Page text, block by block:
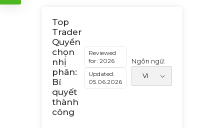
Top
Trader
Quyền
chọn
nhị
phân:
Bí
quyết
thành
công
Reviewed
for: 2026
Updated:
05.06.2026
Ngôn ngữ: